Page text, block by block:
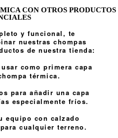
CON OTROS PRODUCTOS
y funcional, te
nuestras chompas
de nuestra tienda:
como primera capa
térmica.
para añadir una capa
especialmente fríos.
equipo con calzado
cualquier terreno.